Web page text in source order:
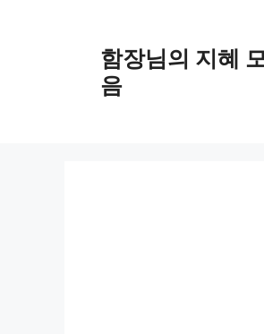
함장님의 지혜
음